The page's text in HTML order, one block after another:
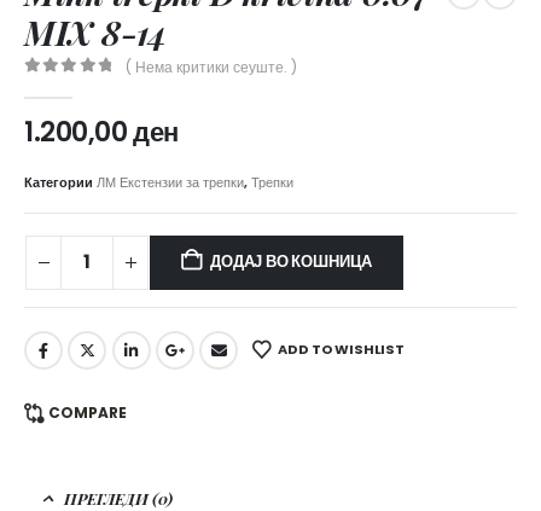
MIX 8-14
( Нема критики сеуште. )
1.200,00ден
Категории ЛМ Екстензии за трепки,Трепки
ДОДАЈ ВО КОШНИЦА
ADD TO WISHLIST
COMPARE
ПРЕГЛЕДИ (0)